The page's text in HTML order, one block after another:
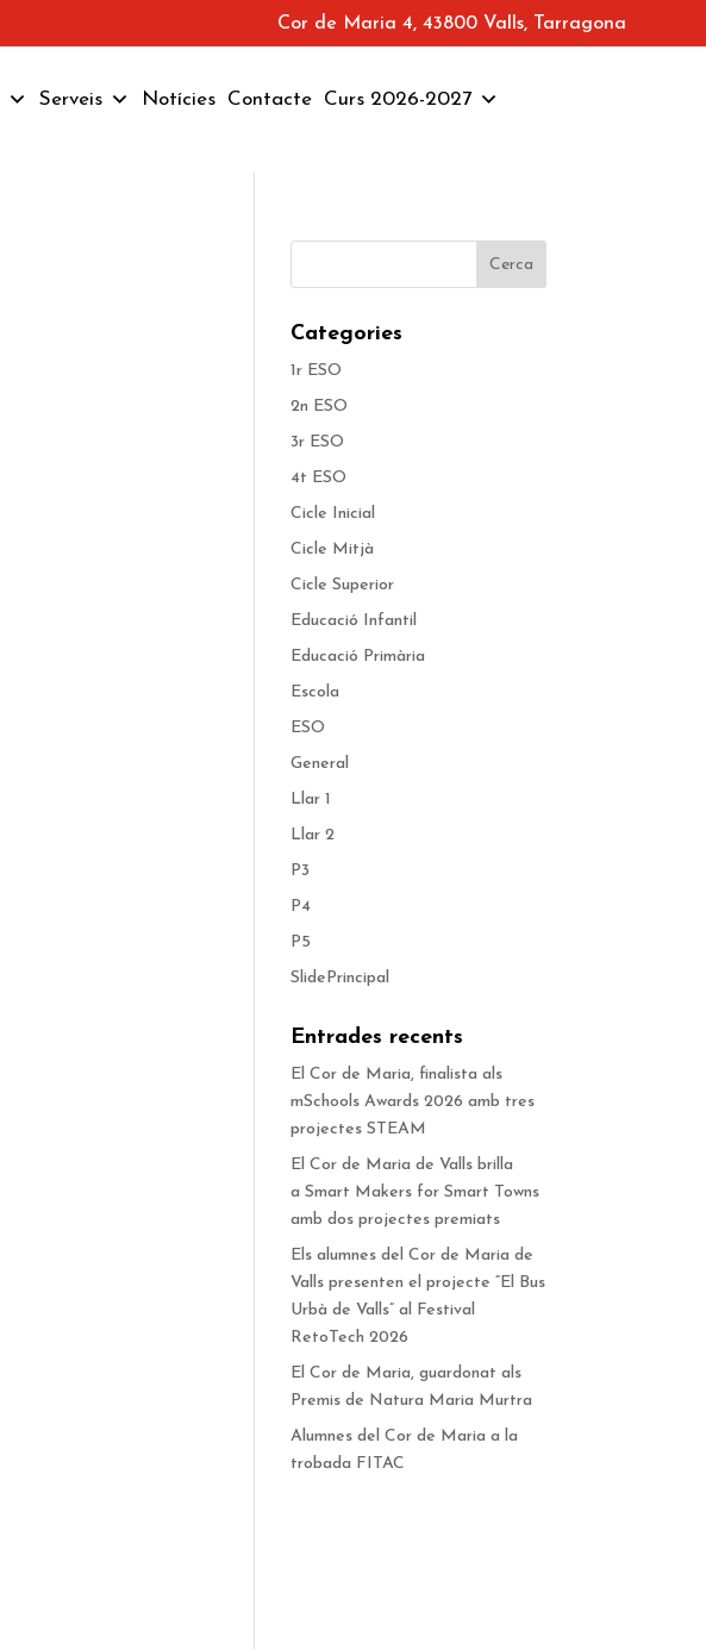
Cor de Maria 4, 43800 Valls, Tarragona
Serveis Notícies Contacte Curs 2026-2027
Categories
1r ESO
2n ESO
3r ESO
4t ESO
Cicle Inicial
Cicle Mitjà
Cicle Superior
Educació Infantil
Educació Primària
Escola
ESO
General
Llar 1
Llar 2
P3
P4
P5
SlidePrincipal
Entrades recents
El Cor de Maria, finalista als
mSchools Awards 2026 amb tres
projectes STEAM
El Cor de Maria de Valls brilla
a Smart Makers for Smart Towns
amb dos projectes premiats
Els alumnes del Cor de Maria de
Valls presenten el projecte “El Bus
Urbà de Valls” al Festival
RetoTech 2026
El Cor de Maria, guardonat als
Premis de Natura Maria Murtra
Alumnes del Cor de Maria a la
trobada FITAC